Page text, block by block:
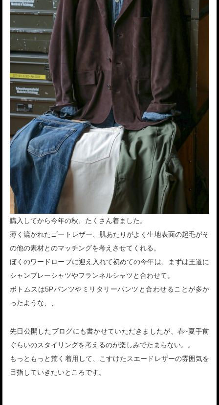
購入してから今年の秋、たくさん着ました。
薄く漉かれたゴートレザー、肌あたりがよく生地表面の起毛がそ
の他の素材とのマッチングを考えさせてくれる。
ぼくのワードローブに迎え入れて初めての今年は、まずは王道に
シャンブレーシャツやフランネルシャツと合わせて。
ボトムスは5Pパンツやミリタリーパンツと合わせることが多か
ったような、、
先日公開したブログにも書かせていただきましたが、春~夏手前
ぐらいのスタイリングを考えるのが楽しみでたまらない。。
もっともっと荒く着用して、こすけたスエードレザーの雰囲気を
目指していきたいところです。